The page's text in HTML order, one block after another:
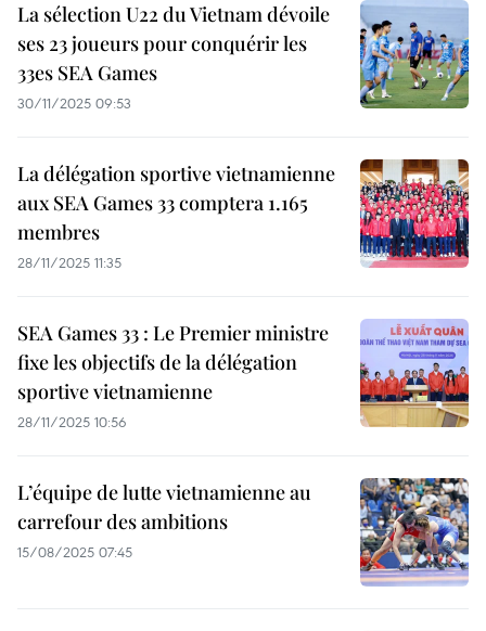
La sélection U22 du Vietnam dévoile
ses 23 joueurs pour conquérir les
33es SEA Games
30/11/2025 09:53
La délégation sportive vietnamienne
aux SEA Games 33 comptera 1.165
membres
28/11/2025 11:35
SEA Games 33 : Le Premier ministre
fixe les objectifs de la délégation
sportive vietnamienne
28/11/2025 10:56
L’équipe de lutte vietnamienne au
carrefour des ambitions
15/08/2025 07:45